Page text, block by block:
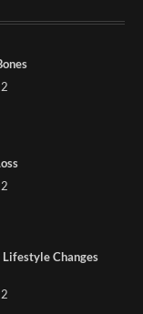
Changes